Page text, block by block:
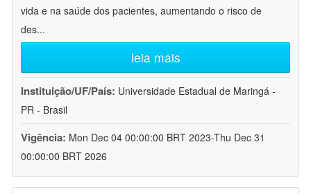
vida e na saúde dos pacientes, aumentando o risco de
des...
leia mais
Instituição/UF/País: Universidade Estadual de Maringá -
PR - Brasil
Vigência: Mon Dec 04 00:00:00 BRT 2023-Thu Dec 31
00:00:00 BRT 2026